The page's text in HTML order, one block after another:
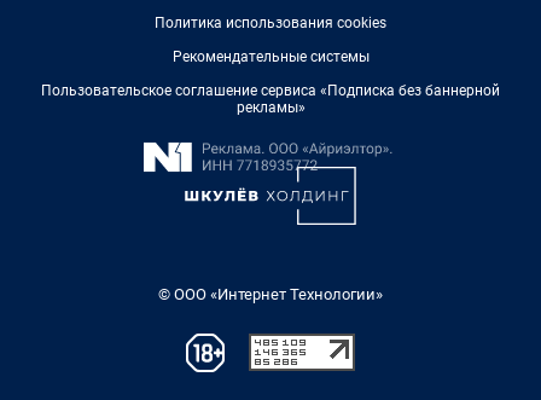
Политика использования cookies
Рекомендательные системы
Пользовательское соглашение сервиса «Подписка без баннерной
рекламы»
© ООО «Интернет Технологии»